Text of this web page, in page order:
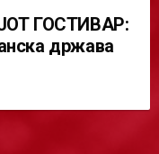
ГОСТИВАР:
држава